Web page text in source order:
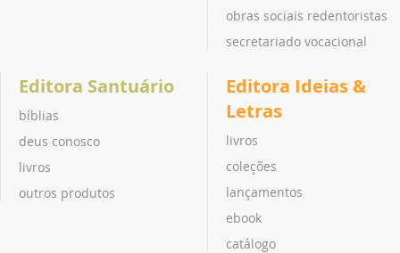
obras sociais redentoristas
secretariado vocacional
Editora Santuário
bíblias
deus conosco
livros
outros produtos
Editora Ideias &
Letras
livros
coleções
lançamentos
ebook
catálogo